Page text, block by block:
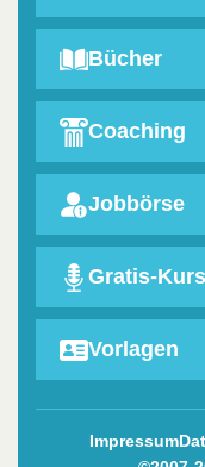
Bücher
Coaching
Jobbörse
Gratis-Kurs
Vorlagen
Impressum